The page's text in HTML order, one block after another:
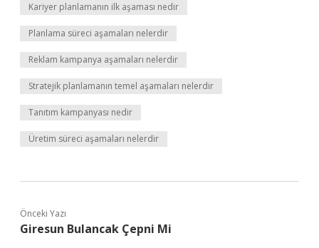
Kariyer planlamanın ilk aşaması nedir
Planlama süreci aşamaları nelerdir
Reklam kampanya aşamaları nelerdir
Stratejik planlamanın temel aşamaları nelerdir
Tanıtım kampanyası nedir
Üretim süreci aşamaları nelerdir
Önceki Yazı
Giresun Bulancak Çepni Mi